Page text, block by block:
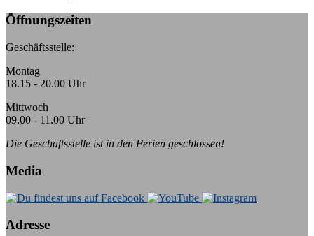
Öffnungszeiten
Geschäftsstelle:
Montag
18.15 - 20.00 Uhr
Mittwoch
09.00 - 11.00 Uhr
Die Geschäftsstelle ist in den Ferien geschlossen!
Media
Adresse